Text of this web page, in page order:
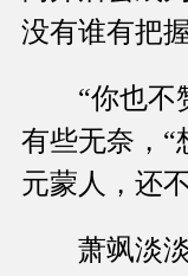
没有谁有把
“你也不赞
有些无奈，“
元蒙人，还
萧飒淡淡